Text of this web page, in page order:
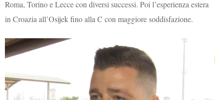
Roma, Torino e Lecce con diversi successi. Poi l’esperienza estera
in Croazia all’Osijek fino alla C con maggiore soddisfazione.